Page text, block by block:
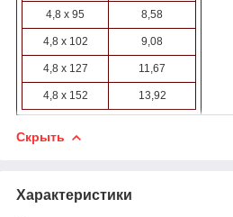
4,8 х 95 8,58
4,8 х 102 9,08
4,8 х 127 11,67
4,8 х 152 13,92
Скрыть
Характеристики